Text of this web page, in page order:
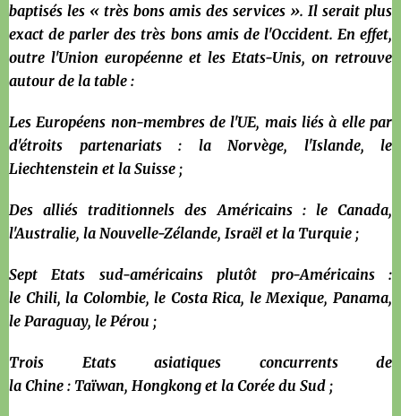
baptisés les « très bons amis des services ». Il serait plus
exact de parler des très bons amis de l'Occident. En effet,
outre l'Union européenne et les Etats-Unis, on retrouve
autour de la table :
Les Européens non-membres de l'UE, mais liés à elle par
d'étroits partenariats : la Norvège, l'Islande, le
Liechtenstein et la Suisse ;
Des alliés traditionnels des Américains : le Canada,
l'Australie, la Nouvelle-Zélande, Israël et la Turquie ;
Sept Etats sud-américains plutôt pro-Américains :
le Chili, la Colombie, le Costa Rica, le Mexique, Panama,
le Paraguay, le Pérou ;
Trois Etats asiatiques concurrents de
la Chine : Taïwan, Hongkong et la Corée du Sud ;